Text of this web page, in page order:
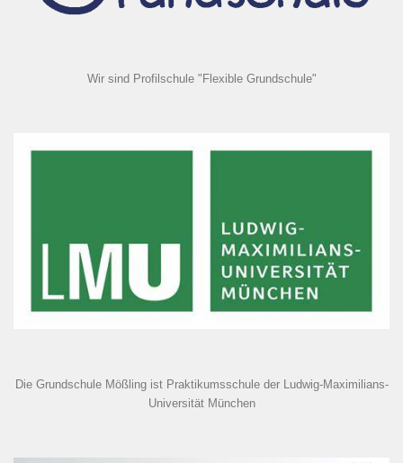
Wir sind Profilschule "Flexible Grundschule"
Die Grundschule Mößling ist Praktikumsschule der Ludwig-Maximilians-
Universität München